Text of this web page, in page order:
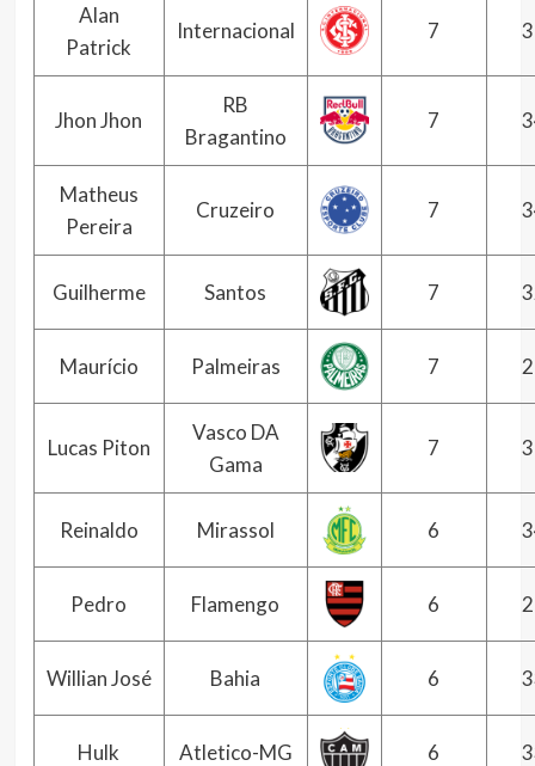
Alan
Patrick
Internacional 7
Jhon Jhon
RB
Bragantino
7
Matheus
Pereira
Cruzeiro 7
Guilherme Santos 7
Maurício Palmeiras 7
Lucas Piton
Vasco DA
Gama
7
Reinaldo Mirassol 6
Pedro Flamengo 6
Willian José Bahia 6
Hulk Atletico-MG 6